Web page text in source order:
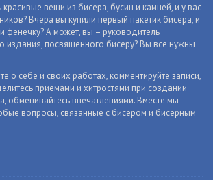
вещи из бисера, бусин и камней, и у вас
Вчера вы купили первый пакетик бисера, и
фенечку? А может, вы – руководитель
издания, посвященного бисеру? Вы все нужны
о себе и своих работах, комментируйте записи,
приемами и хитростями при создании
обменивайтесь впечатлениями. Вместе мы
вопросы, связанные с бисером и бисерным